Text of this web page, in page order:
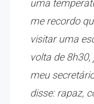
uma
me recordo
visitar uma
volta de
meu
disse: rapaz,